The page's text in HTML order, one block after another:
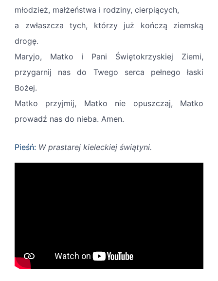
młodzież, małżeństwa i rodziny, cierpiących,
a zwłaszcza tych, którzy już kończą ziemską
drogę.
Maryjo, Matko i Pani Świętokrzyskiej Ziemi,
przygarnij nas do Twego serca pełnego łaski
Bożej.
Matko przyjmij, Matko nie opuszczaj, Matko
prowadź nas do nieba. Amen.
Pieśń: W prastarej kieleckiej świątyni.